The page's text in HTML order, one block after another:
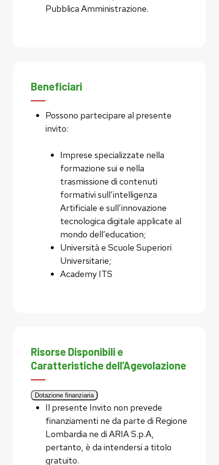
Pubblica Amministrazione.
Beneficiari
Possono partecipare al presente
invito:
Imprese specializzate nella
formazione sui e nella
trasmissione di contenuti
formativi sull’intelligenza
Artificiale e sull’innovazione
tecnologica digitale applicate al
mondo dell’education;
Università e Scuole Superiori
Universitarie;
Academy ITS
Risorse Disponibili e
Caratteristiche dell’Agevolazione
Dotazione finanziaria
Il presente Invito non prevede
finanziamenti ne da parte di Regione
Lombardia ne di ARIA S.p.A,
pertanto, è da intendersi a titolo
gratuito.